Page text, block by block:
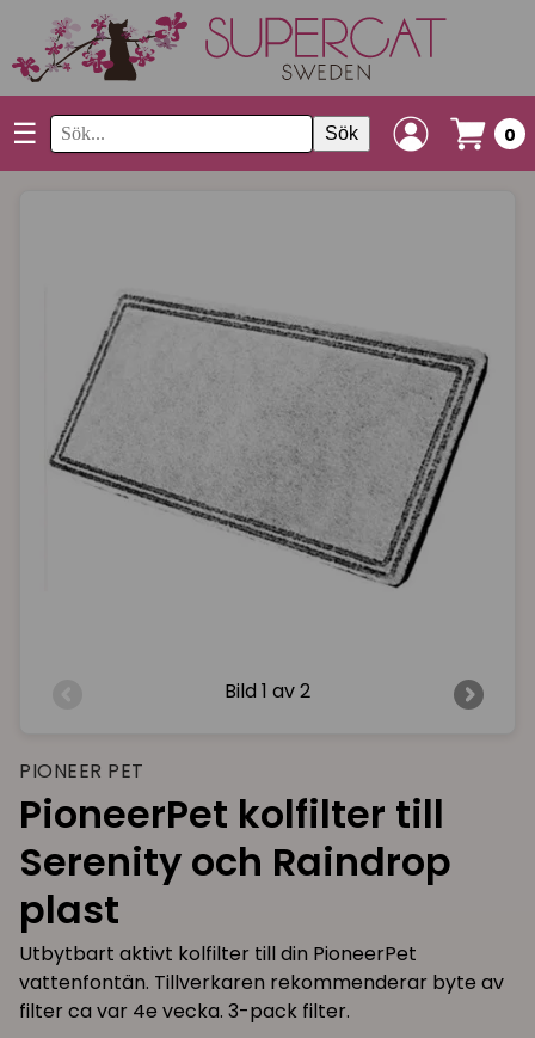
☰ Sök 0
Bild 1 av 2
PIONEER PET
PioneerPet kolfilter till
Serenity och Raindrop
plast
Utbytbart aktivt kolfilter till din PioneerPet
vattenfontän. Tillverkaren rekommenderar byte av
filter ca var 4e vecka. 3-pack filter.